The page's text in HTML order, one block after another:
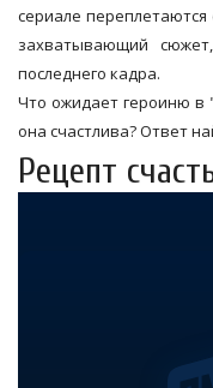
сериале
захватывающий
последнего кадра.
Что ожидает героиню в
она счастлива? Ответ
Рецепт